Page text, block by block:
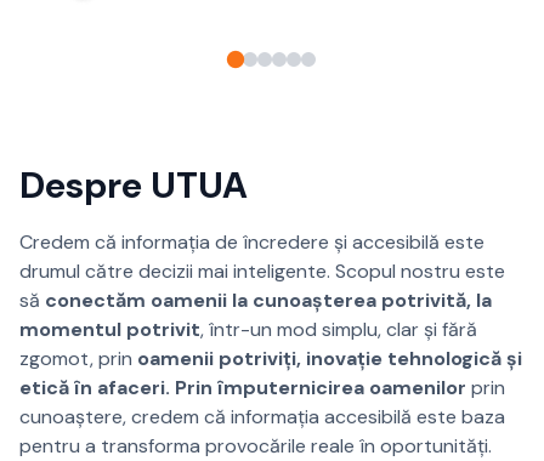
Despre UTUA
Credem că informația de încredere și accesibilă este
drumul către decizii mai inteligente. Scopul nostru este
să conectăm oamenii la cunoașterea potrivită, la
momentul potrivit, într-un mod simplu, clar și fără
zgomot, prin oamenii potriviți, inovație tehnologică și
etică în afaceri. Prin împuternicirea oamenilor prin
cunoaștere, credem că informația accesibilă este baza
pentru a transforma provocările reale în oportunități.